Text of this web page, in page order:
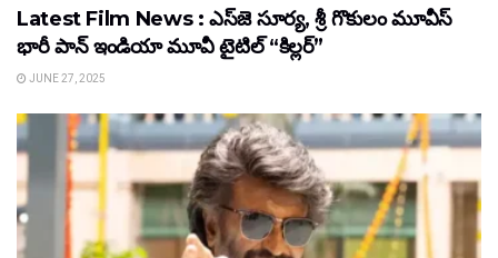
Latest Film News : ఎస్‌జె సూర్య, శ్రీ గొకులం మూవీస్‌
భారీ పాన్‌ ఇండియా మూవీ టైటిల్ “కిల్లర్”
JUNE 27, 2025